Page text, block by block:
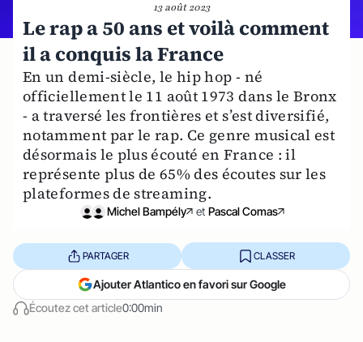
13 août 2023
Le rap a 50 ans et voilà comment
il a conquis la France
En un demi-siècle, le hip hop - né
officiellement le 11 août 1973 dans le Bronx
- a traversé les frontières et s’est diversifié,
notamment par le rap. Ce genre musical est
désormais le plus écouté en France : il
représente plus de 65% des écoutes sur les
plateformes de streaming.
Michel Bampély et Pascal Comas
Écoutez cet article0:00min
PARTAGER CLASSER
Ajouter Atlantico en favori sur Google